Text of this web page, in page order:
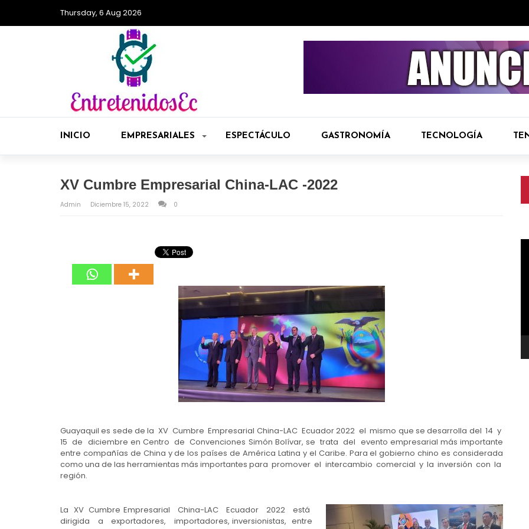
Thursday, 6 Aug 2026
INICIO EMPRESARIALES ESPECTÁCULO GASTRONOMÍA TECNOLOGÍA
XV Cumbre Empresarial China-LAC -2022
Admin Diciembre 15, 2022 0
Guayaquil es sede de la XV Cumbre Empresarial China-LAC Ecuador 2022 el mismo que se desarrolla del 14 y
15 de diciembre en Centro de Convenciones Simón Bolívar, se trata del evento empresarial más importante
entre compañías de China y de los países de América Latina y el Caribe. Para el gobierno chino es considerada
como una de las herramientas más importantes para promover el intercambio comercial y la inversión con la
región.
La XV Cumbre Empresarial China-LAC Ecuador 2022 está
dirigida a exportadores, importadores, inversionistas, entre